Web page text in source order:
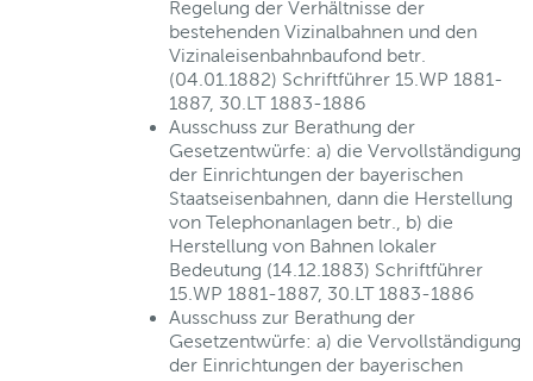
Regelung der Verhältnisse der
bestehenden Vizinalbahnen und den
Vizinaleisenbahnbaufond betr.
(04.01.1882) Schriftführer 15.WP 1881-
1887, 30.LT 1883-1886
Ausschuss zur Berathung der
Gesetzentwürfe: a) die Vervollständigung
der Einrichtungen der bayerischen
Staatseisenbahnen, dann die Herstellung
von Telephonanlagen betr., b) die
Herstellung von Bahnen lokaler
Bedeutung (14.12.1883) Schriftführer
15.WP 1881-1887, 30.LT 1883-1886
Ausschuss zur Berathung der
Gesetzentwürfe: a) die Vervollständigung
der Einrichtungen der bayerischen